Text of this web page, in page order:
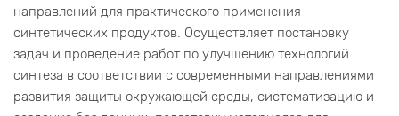
направлений для практического применения
синтетических продуктов. Осуществляет постановку
задач и проведение работ по улучшению технологий
синтеза в соответствии с современными направлениями
развития защиты окружающей среды, систематизацию и